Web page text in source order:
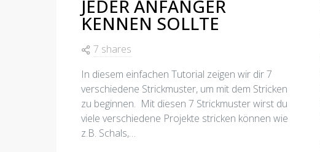
JEDER ANFÄNGER
KENNEN SOLLTE
7 shares
In diesem einfachen Tutorial zeigen wir dir 7
verschiedene Strickmuster, um mit dem Stricken
zu beginnen. Mit diesen 7 Strickmuster wirst du
viele verschiedene Projekte stricken können wie
z.B. Schals,…